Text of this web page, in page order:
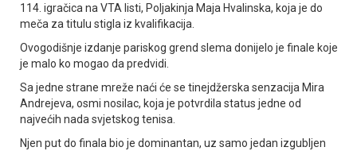
114. igračica na VTA listi, Poljakinja Maja Hvalinska, koja je do
meča za titulu stigla iz kvalifikacija.
Ovogodišnje izdanje pariskog grend slema donijelo je finale koje
je malo ko mogao da predvidi.
Sa jedne strane mreže naći će se tinejdžerska senzacija Mira
Andrejeva, osmi nosilac, koja je potvrdila status jedne od
najvećih nada svjetskog tenisa.
Njen put do finala bio je dominantan, uz samo jedan izgubljen